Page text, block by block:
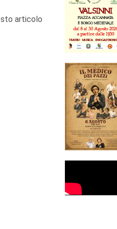
articolo